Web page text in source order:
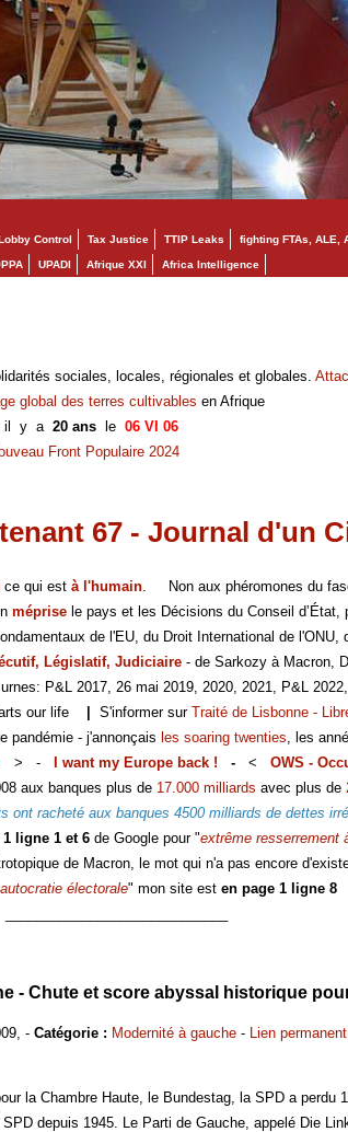
Control Tax Justice TTIP Leaks fighting FTAs, ALE,
UPADI Afrique XXI Africa Intelligence
sociales, locales, régionales et globales. Attac
global des terres cultivables en Afrique
il y a20 ans le 06 VI 06
Front Populaire 2024
67 - Journal d'un
ce qui est à l'humain. Non aux phéromones du
méprisele pays et les Décisions du Conseil d’État,
de l'EU, du Droit International de
Législatif, Judiciaire - de Sarkozy à Macron,
P&L 2017, 26 mai 2019, 2020, 2021, P&L
our life S'informer sur Traité de Lisbonne -
pandémie - j'annonçais les soaring twenties, les
> - I want my Europe back ! - < OWS -
aux banques plus de 17.000 milliards avec plus de
ont racheté aux banques 4500 milliards de dettes
1 ligne 1 et 6 de Google pour "extrême resserrement
de Macron, le mot qui n'a pas encore
électorale" mon site est en page 1 ligne 8
- Chute et score abyssal historique
- Catégorie : Modernité à gauche - Lien permanent
la Chambre Haute, le Bundestag, la SPD a
depuis 1945. Le Parti de Gauche, appelé Die